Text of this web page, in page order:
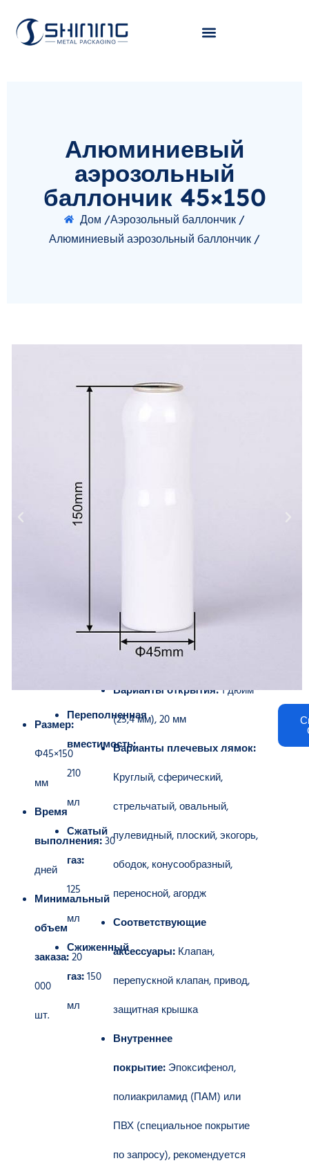
Алюминиевый
аэрозольный
баллончик 45×150
Дом /Аэрозольный баллончик /
Алюминиевый аэрозольный баллончик /
Размер:
Φ45×150
мм
Время
выполнения:30
дней
Минимальный
объем
заказа:20
000
шт.
Переполненная
вместимость:
210
мл
Сжатый
газ:
125
мл
Сжиженный
газ:150
мл
Варианты открытия:1 дюйм
(25,4 мм), 20 мм
Варианты плечевых лямок:
Круглый, сферический,
стрельчатый, овальный,
пулевидный, плоский, экогорь,
ободок, конусообразный,
переносной, агордж
Соответствующие
аксессуары: Клапан,
перепускной клапан, привод,
защитная крышка
Внутреннее
покрытие: Эпоксифенол,
полиакриламид (ПАМ) или
ПВХ (специальное покрытие
по запросу), рекомендуется